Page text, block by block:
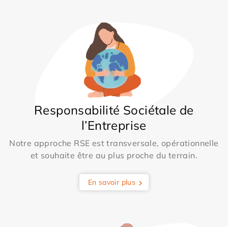
Responsabilité Sociétale de
l’Entreprise
Notre approche RSE est transversale, opérationnelle
et souhaite être au plus proche du terrain.
En savoir plus